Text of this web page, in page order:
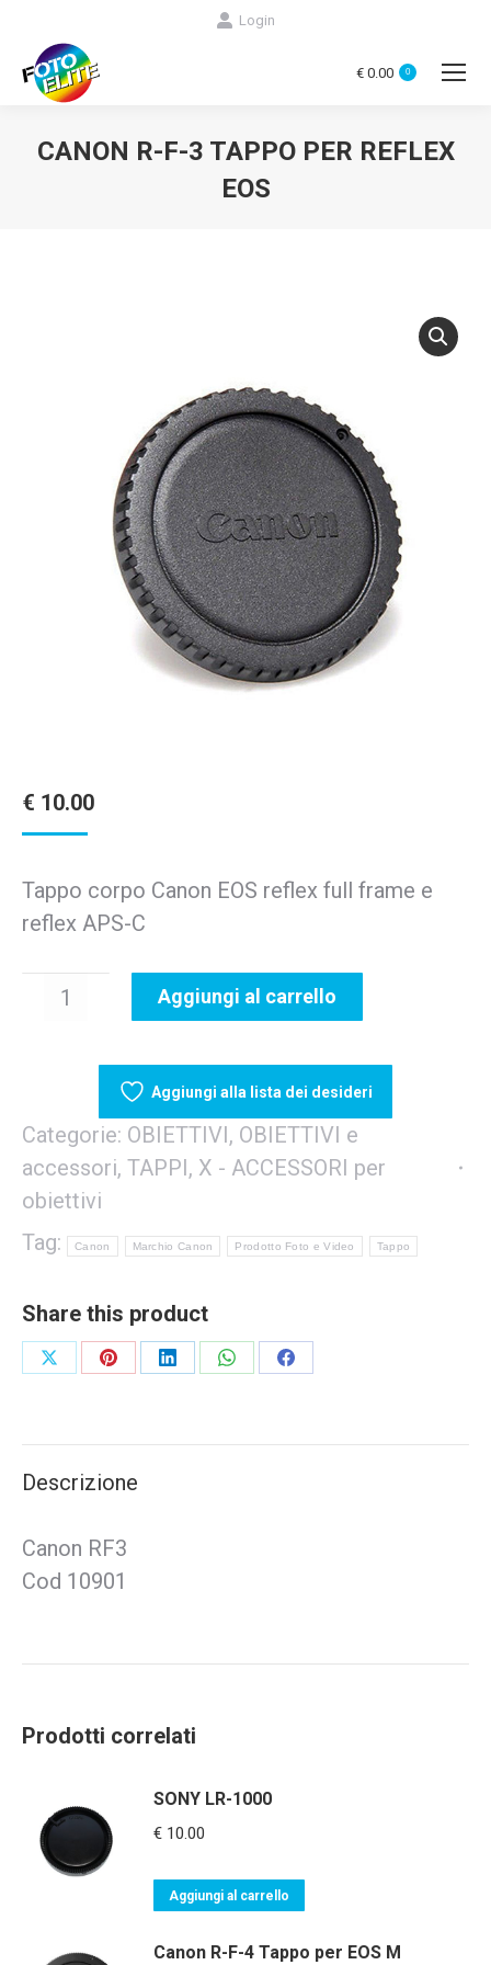
Login
€ 0.00 0
CANON R-F-3 TAPPO PER REFLEX
EOS
€ 10.00
Tappo corpo Canon EOS reflex full frame e
reflex APS-C
Canon
Tappo
reflex
quantità
Aggiungi al carrello
Aggiungi alla lista dei desideri
Categorie: OBIETTIVI, OBIETTIVI e
accessori, TAPPI, X - ACCESSORI per
obiettivi
Tag:
Canon Marchio Canon Prodotto Foto e Video Tappo
Share this product
Share
Share
Share
Share
Share
Descrizione
Canon RF3
Cod 10901
Prodotti correlati
SONY LR-1000
€ 10.00
Aggiungi al carrello
Canon R-F-4 Tappo per EOS M